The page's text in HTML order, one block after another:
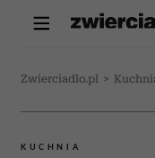
Zwierciadlo.pl >
KUCHNIA